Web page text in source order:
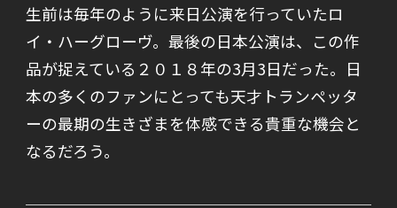
生前は毎年のように来日公演を行っていたロ
イ・ハーグローヴ。最後の日本公演は、この作
品が捉えている２０１８年の3月3日だった。日
本の多くのファンにとっても天才トランペッタ
ーの最期の生きざまを体感できる貴重な機会と
なるだろう。